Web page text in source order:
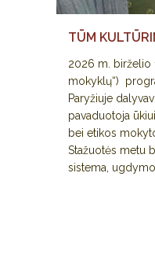
TŪM
2026 m. birželio
mokyklų“)
Paryžiuje
pavaduotoja
bei etikos
Stažuotės metu
sistema,